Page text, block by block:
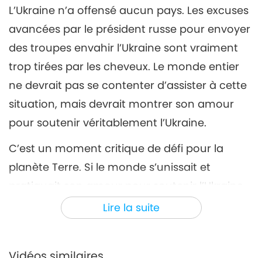
Lire la suite
L’Ukraine n’a offensé aucun pays. Les excuses
avancées par le président russe pour envoyer
des troupes envahir l’Ukraine sont vraiment
trop tirées par les cheveux. Le monde entier
ne devrait pas se contenter d’assister à cette
situation, mais devrait montrer son amour
pour soutenir véritablement l’Ukraine.
C’est un moment critique de défi pour la
planète Terre. Si le monde s’unissait et
pratiquait son amour pour soutenir l’Ukraine
matériellement et spirituellement, la
conscience de l’humanité serait éveillée et